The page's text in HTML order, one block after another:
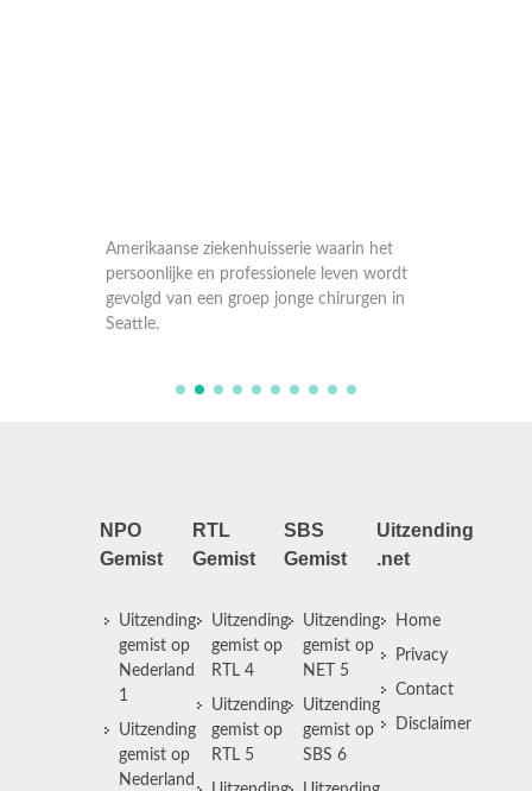
persoonlijke en professionele leven wordt
gevolgd van een groep jonge chirurgen in
Seattle.
NPO
Gemist
Uitzending
gemist op
Nederland
1
Uitzending
gemist op
Nederland
RTL
Gemist
Uitzending
gemist op
RTL 4
Uitzending
gemist op
RTL 5
SBS
Gemist
Uitzending
gemist op
NET 5
Uitzending
gemist op
SBS 6
Uitzending
.net
Home
Privacy
Contact
Disclaimer